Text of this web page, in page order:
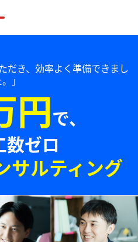
だき、効率よく準備できまし
」
円で、
数ゼロ
サルティング